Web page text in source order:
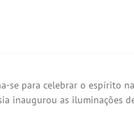
se para celebrar o espírito
inaugurou as iluminações